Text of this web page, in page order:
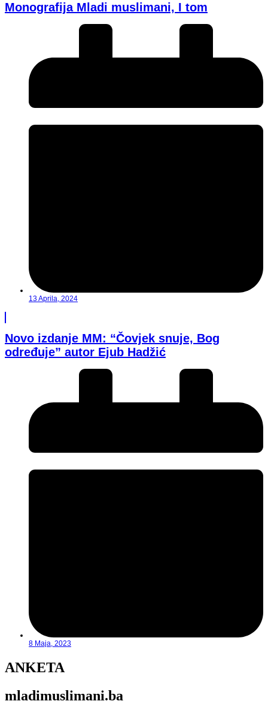
Monografija Mladi muslimani, I tom
13 Aprila, 2024
Novo izdanje MM: “Čovjek snuje, Bog
određuje” autor Ejub Hadžić
8 Maja, 2023
ANKETA
mladimuslimani.ba